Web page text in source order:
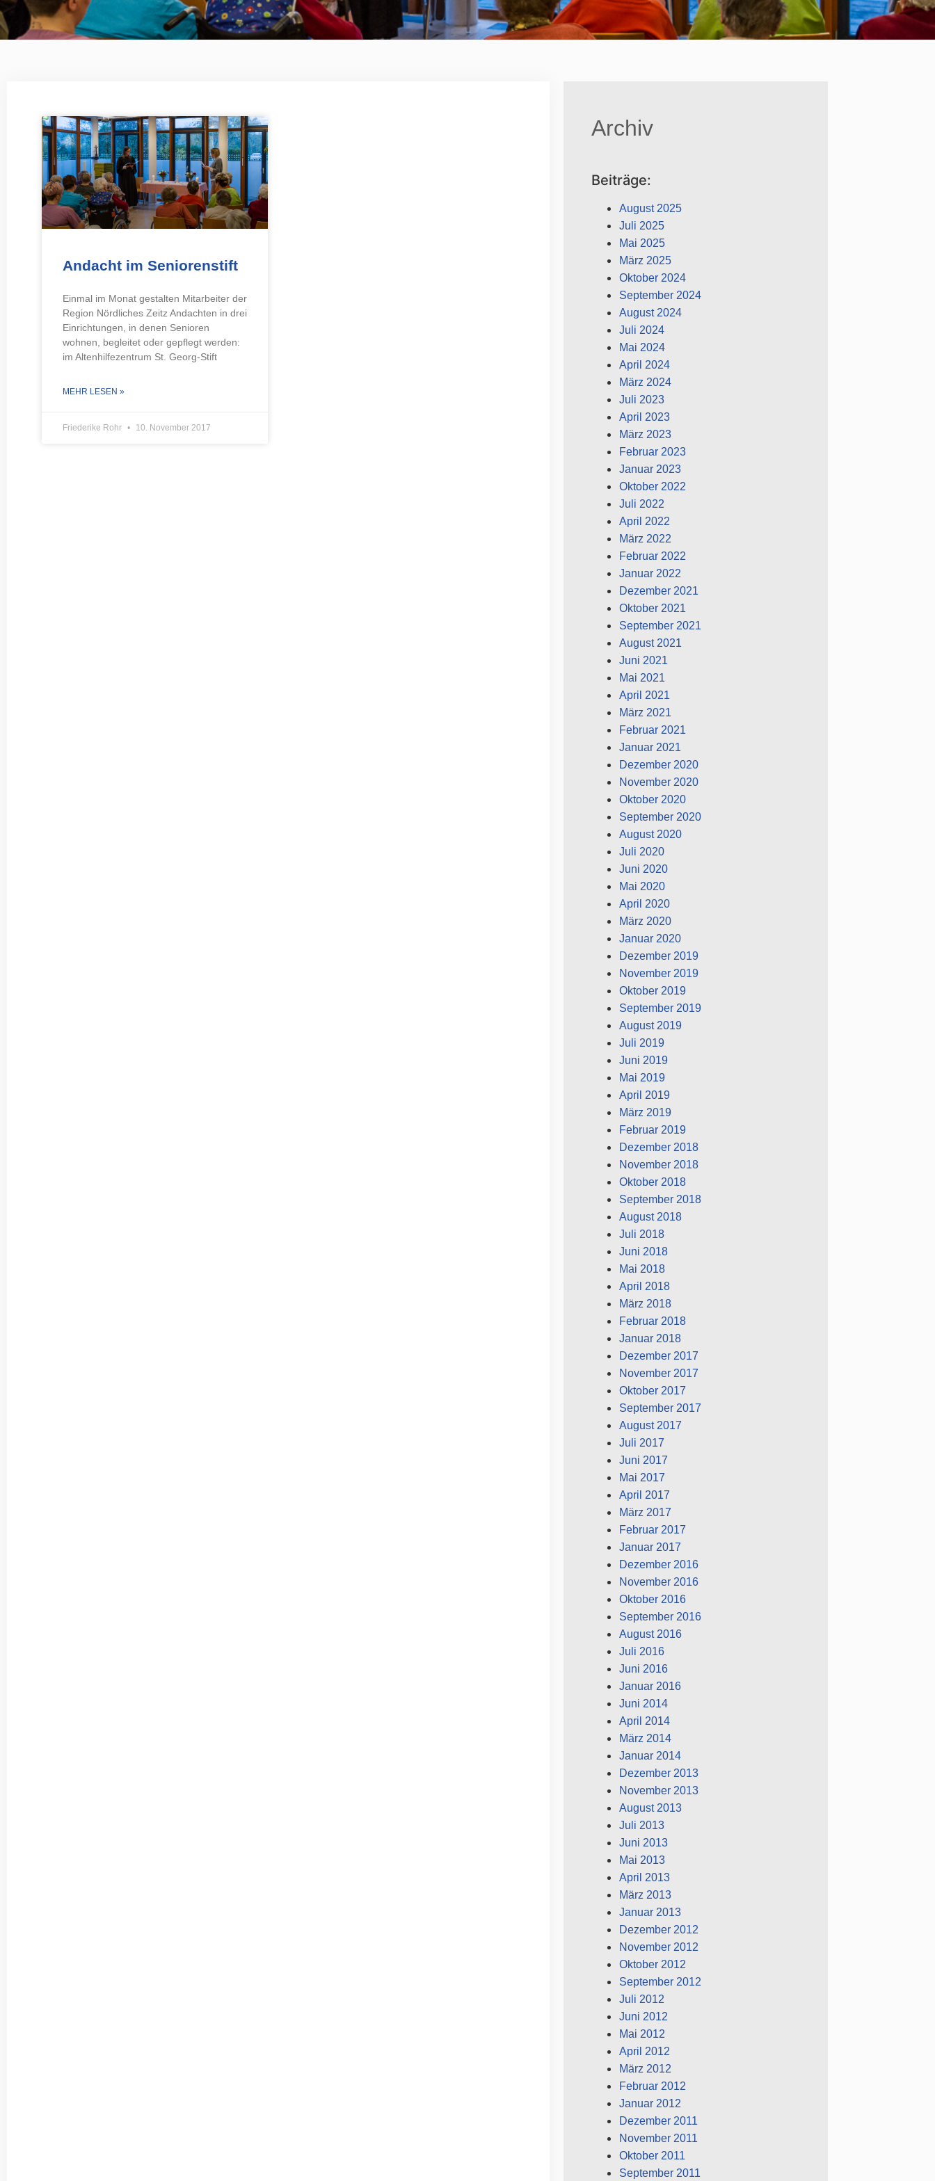
Andacht im Seniorenstift
Einmal im Monat gestalten Mitarbeiter der
Region Nördliches Zeitz Andachten in drei
Einrichtungen, in denen Senioren
wohnen, begleitet oder gepflegt werden:
im Altenhilfezentrum St. Georg-Stift
MEHR LESEN »
Friederike Rohr 10. November 2017
Archiv
Beiträge:
August 2025
Juli 2025
Mai 2025
März 2025
Oktober 2024
September 2024
August 2024
Juli 2024
Mai 2024
April 2024
März 2024
Juli 2023
April 2023
März 2023
Februar 2023
Januar 2023
Oktober 2022
Juli 2022
April 2022
März 2022
Februar 2022
Januar 2022
Dezember 2021
Oktober 2021
September 2021
August 2021
Juni 2021
Mai 2021
April 2021
März 2021
Februar 2021
Januar 2021
Dezember 2020
November 2020
Oktober 2020
September 2020
August 2020
Juli 2020
Juni 2020
Mai 2020
April 2020
März 2020
Januar 2020
Dezember 2019
November 2019
Oktober 2019
September 2019
August 2019
Juli 2019
Juni 2019
Mai 2019
April 2019
März 2019
Februar 2019
Dezember 2018
November 2018
Oktober 2018
September 2018
August 2018
Juli 2018
Juni 2018
Mai 2018
April 2018
März 2018
Februar 2018
Januar 2018
Dezember 2017
November 2017
Oktober 2017
September 2017
August 2017
Juli 2017
Juni 2017
Mai 2017
April 2017
März 2017
Februar 2017
Januar 2017
Dezember 2016
November 2016
Oktober 2016
September 2016
August 2016
Juli 2016
Juni 2016
Januar 2016
Juni 2014
April 2014
März 2014
Januar 2014
Dezember 2013
November 2013
August 2013
Juli 2013
Juni 2013
Mai 2013
April 2013
März 2013
Januar 2013
Dezember 2012
November 2012
Oktober 2012
September 2012
Juli 2012
Juni 2012
Mai 2012
April 2012
März 2012
Februar 2012
Januar 2012
Dezember 2011
November 2011
Oktober 2011
September 2011